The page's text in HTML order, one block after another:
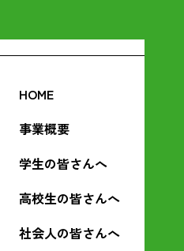
HOME
事業概要
学生の皆さんへ
高校生の皆さんへ
社会人の皆さんへ